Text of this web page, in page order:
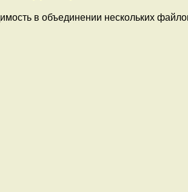
в объединении нескольких